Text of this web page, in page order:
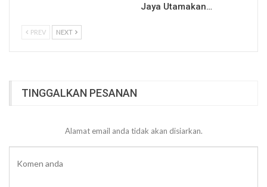
Jaya Utamakan…
PREV NEXT
TINGGALKAN PESANAN
Alamat email anda tidak akan disiarkan.